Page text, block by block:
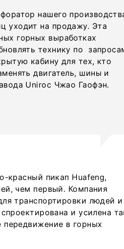
нашего
уходит на продажу. Эта
горных выработках
технику по
кабину для тех, кто
двигатель, шины и
Uniroc Чжао Гаофэн.
красный пикап Huafeng,
чем первый. Компания
транспортировки людей и
и усилена
передвижение в горных